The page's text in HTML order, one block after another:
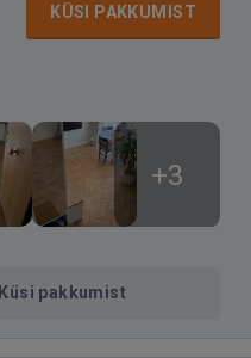
KÜSI PAKKUMIST
+3
Küsi pakkumist